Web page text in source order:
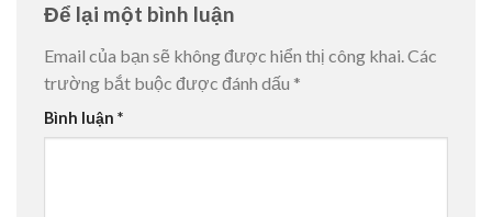
Để lại một bình luận
Email của bạn sẽ không được hiển thị công khai.Các
trường bắt buộc được đánh dấu *
Bình luận *